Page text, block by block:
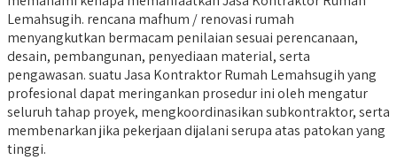
Lemahsugih. rencana mafhum / renovasi rumah
menyangkutkan bermacam penilaian sesuai perencanaan,
desain, pembangunan, penyediaan material, serta
pengawasan. suatu Jasa Kontraktor Rumah Lemahsugih yang
profesional dapat meringankan prosedur ini oleh mengatur
seluruh tahap proyek, mengkoordinasikan subkontraktor, serta
membenarkan jika pekerjaan dijalani serupa atas patokan yang
tinggi.